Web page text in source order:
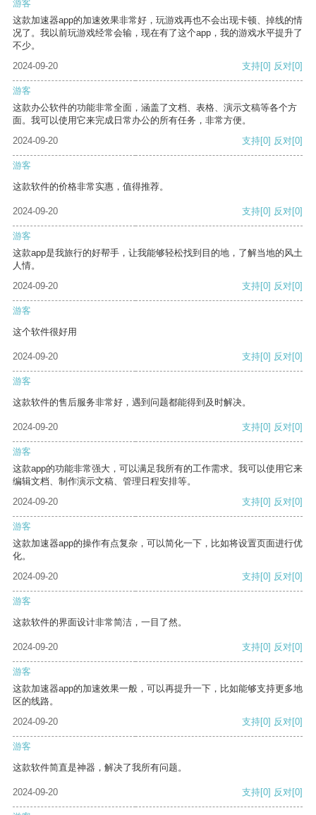
游客
这款加速器app的加速效果非常好，玩游戏再也不会出现卡顿、掉线的情
况了。我以前玩游戏经常会输，现在有了这个app，我的游戏水平提升了
不少。
2024-09-20
支持[0] 反对[0]
游客
这款办公软件的功能非常全面，涵盖了文档、表格、演示文稿等各个方
面。我可以使用它来完成日常办公的所有任务，非常方便。
2024-09-20
支持[0] 反对[0]
游客
这款软件的价格非常实惠，值得推荐。
2024-09-20 支持[0] 反对[0]
游客
这款app是我旅行的好帮手，让我能够轻松找到目的地，了解当地的风土
人情。
2024-09-20
支持[0] 反对[0]
游客
这个软件很好用
2024-09-20 支持[0] 反对[0]
游客
这款软件的售后服务非常好，遇到问题都能得到及时解决。
2024-09-20 支持[0] 反对[0]
游客
这款app的功能非常强大，可以满足我所有的工作需求。我可以使用它来
编辑文档、制作演示文稿、管理日程安排等。
2024-09-20
支持[0] 反对[0]
游客
这款加速器app的操作有点复杂，可以简化一下，比如将设置页面进行优
化。
2024-09-20
支持[0] 反对[0]
游客
这款软件的界面设计非常简洁，一目了然。
2024-09-20 支持[0] 反对[0]
游客
这款加速器app的加速效果一般，可以再提升一下，比如能够支持更多地
区的线路。
2024-09-20
支持[0] 反对[0]
游客
这款软件简直是神器，解决了我所有问题。
2024-09-20 支持[0] 反对[0]